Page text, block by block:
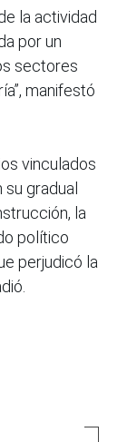
la actividad
por un
sectores
manifestó
vinculados
gradual
la
político
perjudicó la